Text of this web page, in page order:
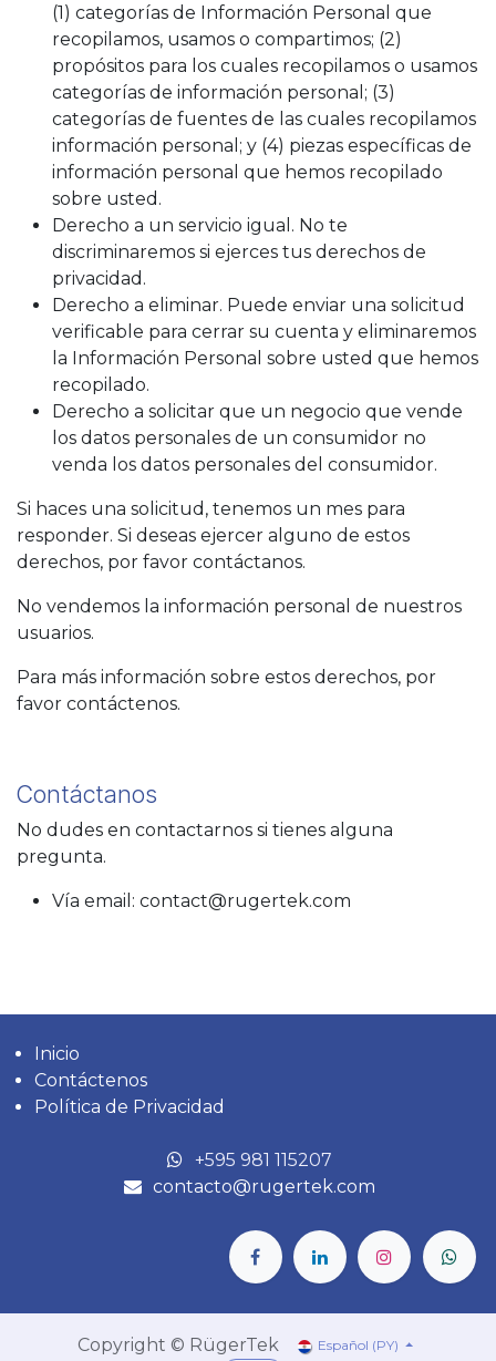
(1) categorías de Información Personal que
recopilamos, usamos o compartimos; (2)
propósitos para los cuales recopilamos o usamos
categorías de información personal; (3)
categorías de fuentes de las cuales recopilamos
información personal; y (4) piezas específicas de
información personal que hemos recopilado
sobre usted.
Derecho a un servicio igual. No te
discriminaremos si ejerces tus derechos de
privacidad.
Derecho a eliminar. Puede enviar una solicitud
verificable para cerrar su cuenta y eliminaremos
la Información Personal sobre usted que hemos
recopilado.
Derecho a solicitar que un negocio que vende
los datos personales de un consumidor no
venda los datos personales del consumidor.
Si haces una solicitud, tenemos un mes para
responder. Si deseas ejercer alguno de estos
derechos, por favor contáctanos.
No vendemos la información personal de nuestros
usuarios.
Para más información sobre estos derechos, por
favor contáctenos.
Contáctanos
No dudes en contactarnos si tienes alguna
pregunta.
Vía email: contact@rugertek.com
Inicio
Contáctenos
Política de Privacidad
‎+595 981 115207
contacto@rugertek.com
Copyright © RügerTek Español (PY)